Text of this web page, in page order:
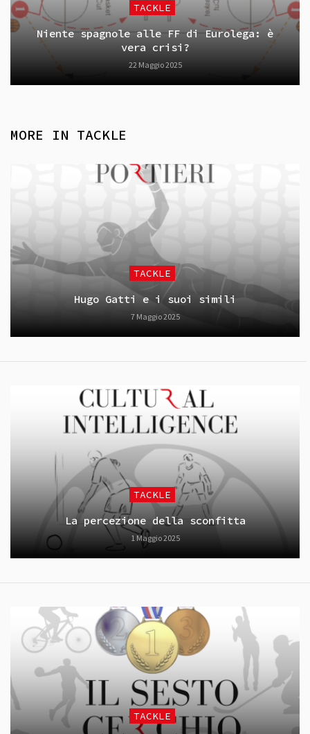
TACKLE
Niente spagnole alle FF di Eurolega: è
vera crisi?
22 Maggio 2025
MORE IN TACKLE
TACKLE
Hugo Gatti e i suoi simili
7 Maggio 2025
TACKLE
La percezione della sconfitta
1 Maggio 2025
TACKLE